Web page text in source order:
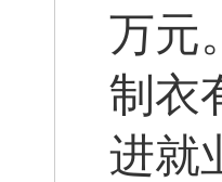
万元
制衣
进就